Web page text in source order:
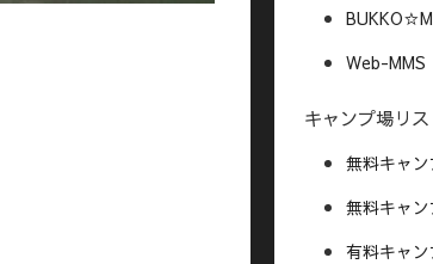
Web-MMS
キャンプ場リス
無料キャン
無料キャン
有料キャン